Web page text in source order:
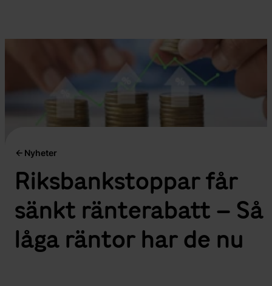
Nyheter
Riksbankstoppar får
sänkt ränterabatt – Så
låga räntor har de nu